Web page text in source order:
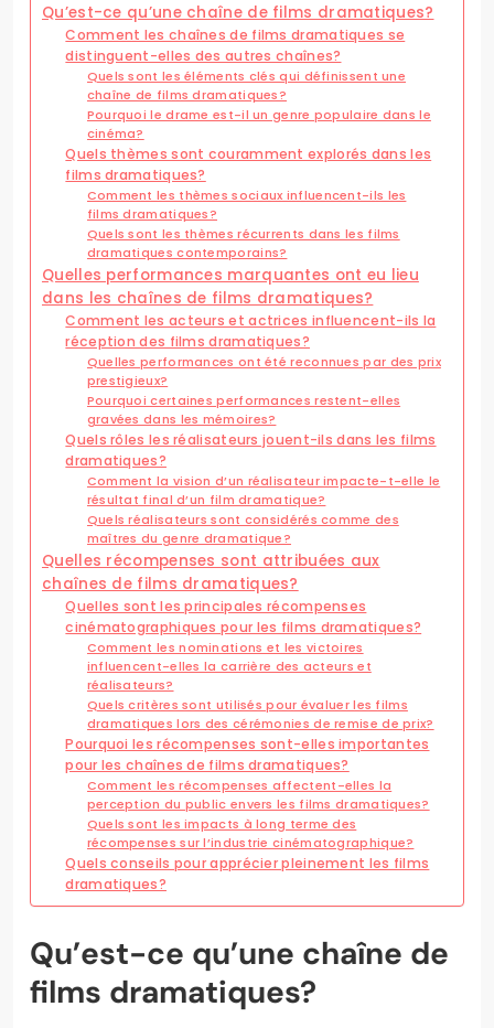
Qu’est-ce qu’une chaîne de films dramatiques?
Comment les chaînes de films dramatiques se
distinguent-elles des autres chaînes?
Quels sont les éléments clés qui définissent une
chaîne de films dramatiques?
Pourquoi le drame est-il un genre populaire dans le
cinéma?
Quels thèmes sont couramment explorés dans les
films dramatiques?
Comment les thèmes sociaux influencent-ils les
films dramatiques?
Quels sont les thèmes récurrents dans les films
dramatiques contemporains?
Quelles performances marquantes ont eu lieu
dans les chaînes de films dramatiques?
Comment les acteurs et actrices influencent-ils la
réception des films dramatiques?
Quelles performances ont été reconnues par des prix
prestigieux?
Pourquoi certaines performances restent-elles
gravées dans les mémoires?
Quels rôles les réalisateurs jouent-ils dans les films
dramatiques?
Comment la vision d’un réalisateur impacte-t-elle le
résultat final d’un film dramatique?
Quels réalisateurs sont considérés comme des
maîtres du genre dramatique?
Quelles récompenses sont attribuées aux
chaînes de films dramatiques?
Quelles sont les principales récompenses
cinématographiques pour les films dramatiques?
Comment les nominations et les victoires
influencent-elles la carrière des acteurs et
réalisateurs?
Quels critères sont utilisés pour évaluer les films
dramatiques lors des cérémonies de remise de prix?
Pourquoi les récompenses sont-elles importantes
pour les chaînes de films dramatiques?
Comment les récompenses affectent-elles la
perception du public envers les films dramatiques?
Quels sont les impacts à long terme des
récompenses sur l’industrie cinématographique?
Quels conseils pour apprécier pleinement les films
dramatiques?
Qu’est-ce qu’une chaîne de
films dramatiques?